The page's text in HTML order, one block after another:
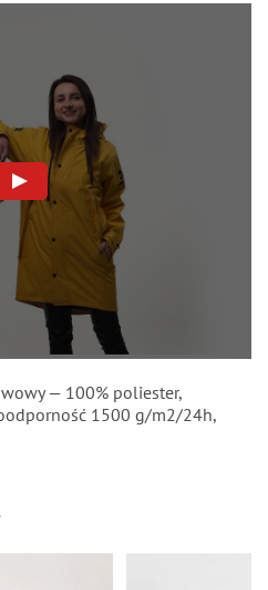
— 100% poliester,
1500 g/m2/24h,
się, daje możliwość
dla koszuli — 100%)